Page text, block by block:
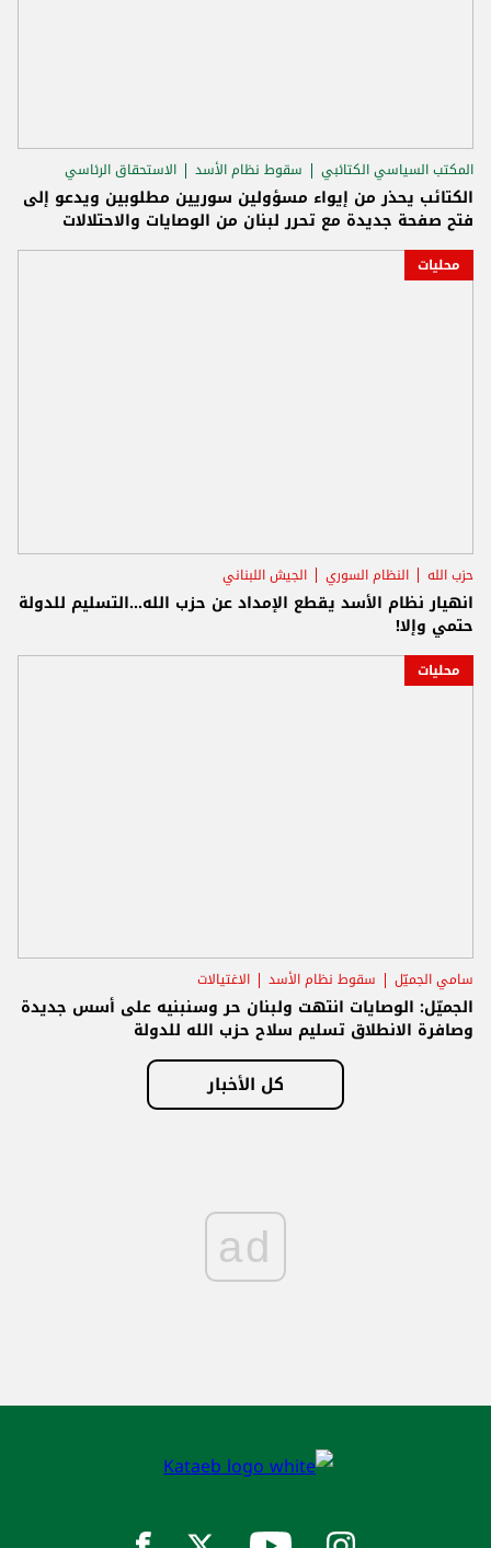
المكتب السياسي الكتائبي سقوط نظام الأسد الاستحقاق الرئاسي
الكتائب يحذر من إيواء مسؤولين سوريين مطلوبين ويدعو إلى
فتح صفحة جديدة مع تحرر لبنان من الوصايات والاحتلالات
محليات
حزب الله النظام السوري الجيش اللبناني
انهيار نظام الأسد يقطع الإمداد عن حزب الله...التسليم للدولة
حتمي وإلا!
محليات
سامي الجميّل سقوط نظام الأسد الاغتيالات
الجميّل: الوصايات انتهت ولبنان حر وسنبنيه على أسس جديدة
وصافرة الانطلاق تسليم سلاح حزب الله للدولة
كل الأخبار
ad